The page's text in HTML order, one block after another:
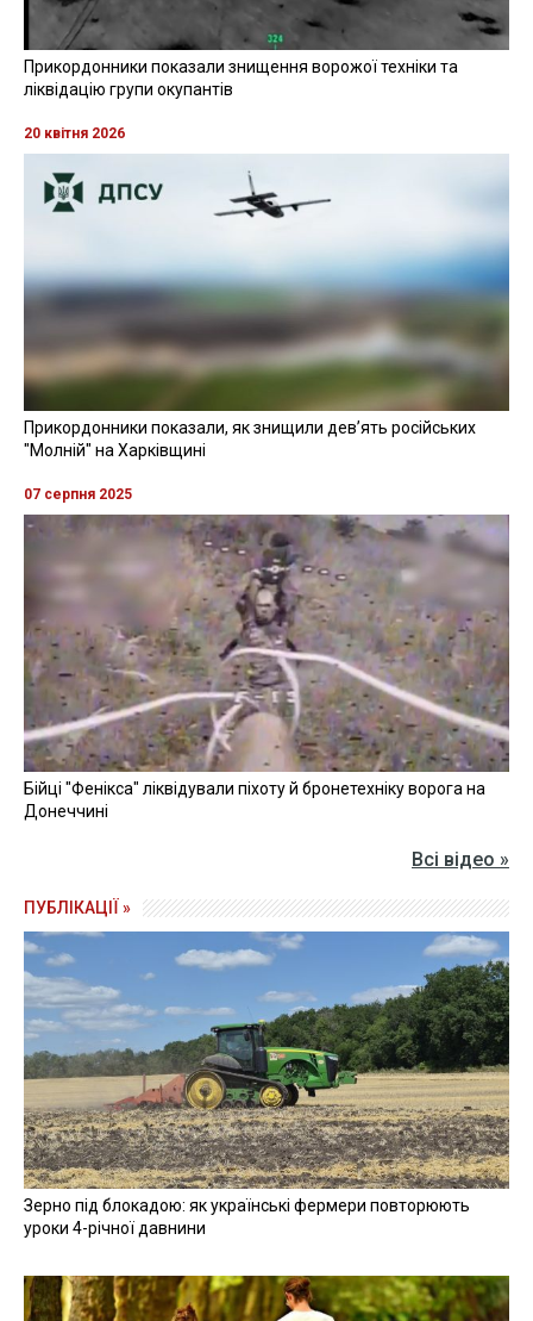
Прикордонники показали знищення ворожої техніки та
ліквідацію групи окупантів
20 квітня 2026
Прикордонники показали, як знищили девʼять російських
"Молній" на Харківщині
07 серпня 2025
Бійці "Фенікса" ліквідували піхоту й бронетехніку ворога на
Донеччині
Всі відео »
ПУБЛІКАЦІЇ »
Зерно під блокадою: як українські фермери повторюють
уроки 4-річної давнини